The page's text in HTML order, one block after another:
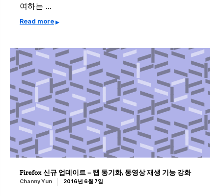
여하는 …
Read more
Firefox 신규 업데이트 – 탭 동기화, 동영상 재생 기능 강화
Channy Yun 2016년 6월 7일